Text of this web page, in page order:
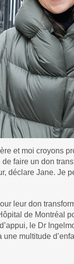
et moi croyons
faire un don
déclare Jane. Je
leur don
de Montréal
le Dr
multitude